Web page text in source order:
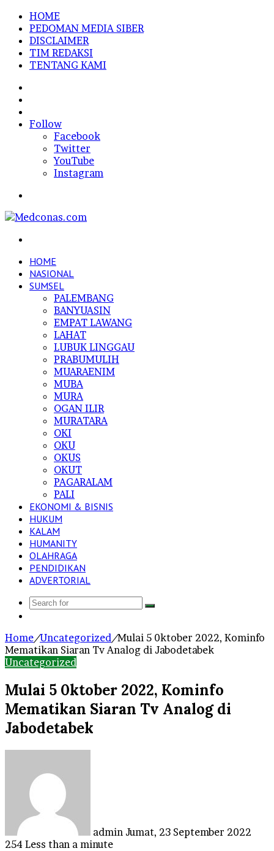
HOME
PEDOMAN MEDIA SIBER
DISCLAIMER
TIM REDAKSI
TENTANG KAMI
In
Follow
Facebook
Twitter
YouTube
Instagram
HOME
NASIONAL
SUMSEL
PALEMBANG
BANYUASIN
EMPAT LAWANG
LAHAT
LUBUK LINGGAU
PRABUMULIH
MUARAENIM
MUBA
MURA
OGAN ILIR
MURATARA
OKI
OKU
OKUS
OKUT
PAGARALAM
PALI
EKONOMI & BISNIS
HUKUM
KALAM
HUMANITY
OLAHRAGA
PENDIDIKAN
ADVERTORIAL
Search
Home/Uncategorized/Mulai 5 0ktober 2022, Kominfo
Mematikan Siaran Tv Analog di Jabodetabek
Uncategorized
Mulai 5 0ktober 2022, Kominfo
Mematikan Siaran Tv Analog di
Jabodetabek
admin Jumat, 23 September 2022
254 Less than a minute